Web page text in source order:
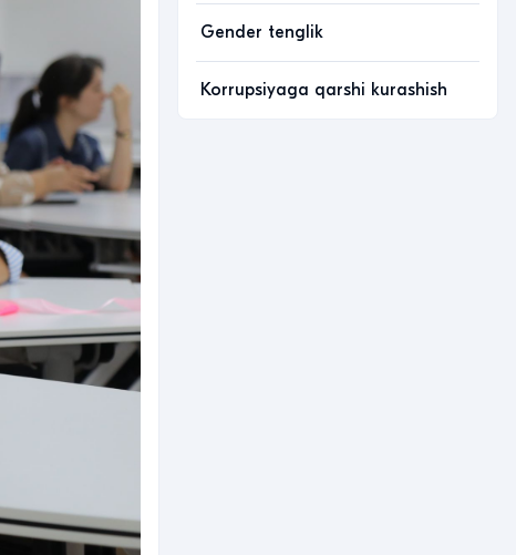
Gender tenglik
Korrupsiyaga qarshi kurashish